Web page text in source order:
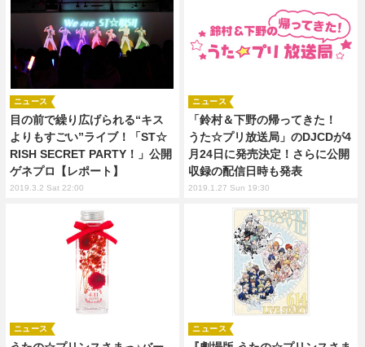
目の前で繰り広げられる“キス
よりもすごい”ライブ！「ST☆
RISH SECRET PARTY！」公開
ゲネプロ【レポート】
ニュース
2019.3.2 Sat 22:00
「鈴村＆下野の帰ってきた！
うた☆プリ放送局」のDJCDが4
月24日に発売決定！さらに公開
収録の配信日時も発表
ニュース
2019.1.27 Sun 19:30
ニュース ニュース